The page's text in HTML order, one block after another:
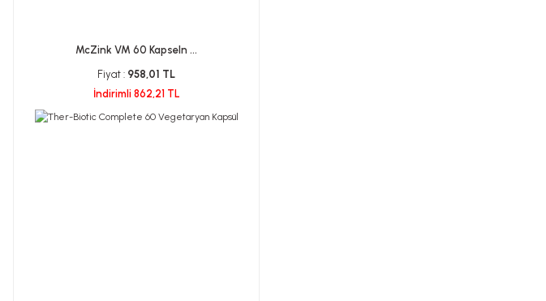
McZink VM 60 Kapseln ...
Fiyat : 958,01 TL
İndirimli 862,21 TL